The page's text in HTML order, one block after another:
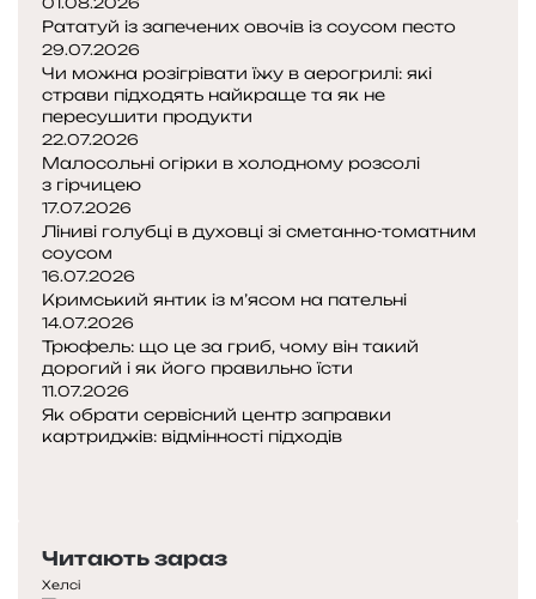
Рататуй із запечених овочів із соусом песто
29.07.2026
Чи можна розігрівати їжу в аерогрилі: які
страви підходять найкраще та як не
пересушити продукти
22.07.2026
Малосольні огірки в холодному розсолі
з гірчицею
17.07.2026
Ліниві голубці в духовці зі сметанно-томатним
соусом
16.07.2026
Кримський янтик із м’ясом на пательні
14.07.2026
Трюфель: що це за гриб, чому він такий
дорогий і як його правильно їсти
11.07.2026
Як обрати сервісний центр заправки
картриджів: відмінності підходів
Читають зараз
Хелсі